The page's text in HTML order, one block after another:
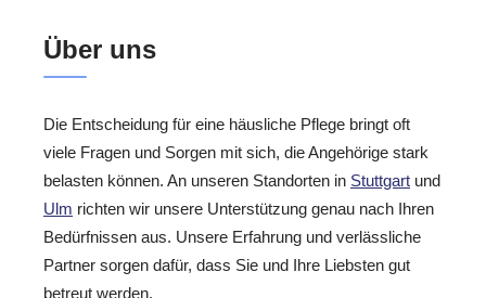
Über uns
Die Entscheidung für eine häusliche Pflege bringt oft
viele Fragen und Sorgen mit sich, die Angehörige stark
belasten können. An unseren Standorten in Stuttgart und
Ulm richten wir unsere Unterstützung genau nach Ihren
Bedürfnissen aus. Unsere Erfahrung und verlässliche
Partner sorgen dafür, dass Sie und Ihre Liebsten gut
betreut werden.